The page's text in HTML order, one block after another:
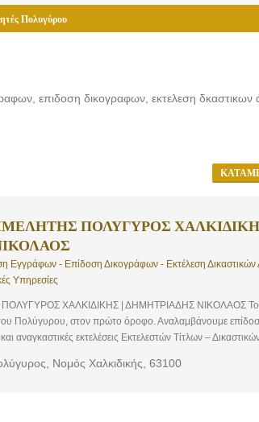
Πολυγύρου
επιδοση δικογραφων, εκτελεση
ΠΟΛΥΓΥΡΟΣ
Εγγράφων - Επίδοση Δικογράφων - Εκτέλεση
Υπηρεσίες
ΧΑΛΚΙΔΙΚΗΣ | ΔΗΜΗΤΡΙΑΔΗΣ ΝΙΚΟΛΑΟΣ Το
Πολύγυρου, στον πρώτο όροφο. Αναλαμβάνουμε
αναγκαστικές εκτελέσεις Εκτελεστών Τίτλων –
Νομικές Υπηρεσίες Το γραφείο μας προβαίνει στην
Νομός Χαλκιδικής, 63100